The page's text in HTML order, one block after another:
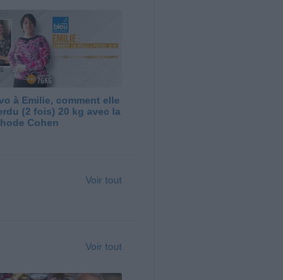
à Emilie, comment elle
(2 fois) 20 kg avec la
Cohen
Voir tout
Voir tout